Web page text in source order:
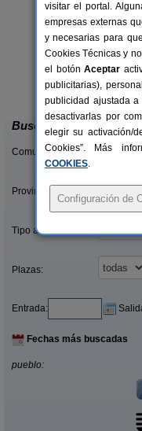
Alojamiento
Alcalá del
Buscar
Comunidades:
Provincias/Islas:
Tipo alquiler:
Plazas:
Entrada:
Fechas más buscadas
pueblo:
visitar el portal.
empresas externas
y necesarias para
Cookies Técnicas y
el botónAceptar
publicitarias),
publicidad ajustada
desactivarlas por
elegir su activación/
Cookies”. Más
COOKIES.